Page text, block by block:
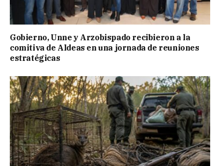
Gobierno, Unne y Arzobispado recibieron a la
comitiva de Aldeas en una jornada de reuniones
estratégicas